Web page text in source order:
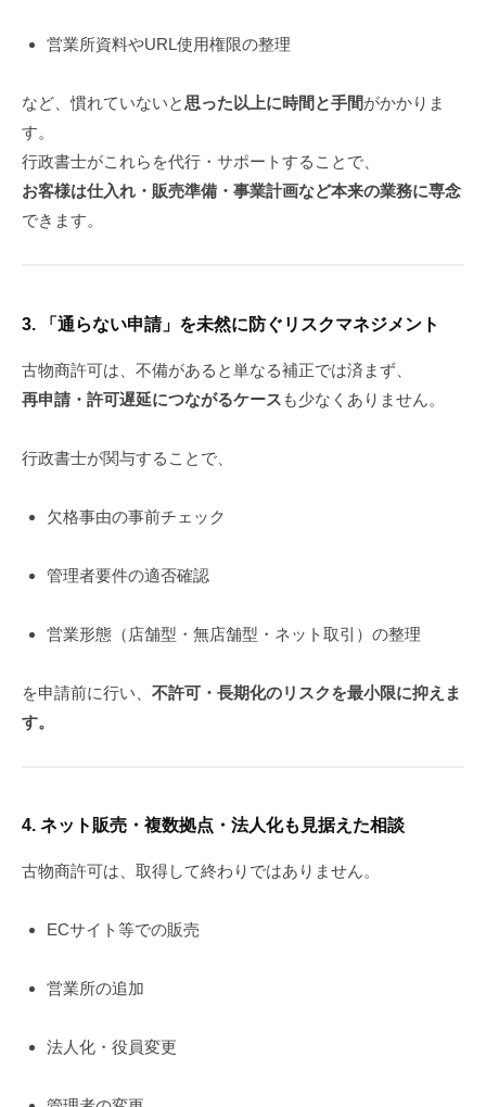
営業所資料やURL使用権限の整理
など、慣れていないと思った以上に時間と手間がかかりま
す。
行政書士がこれらを代行・サポートすることで、
お客様は仕入れ・販売準備・事業計画など本来の業務に専念
できます。
3. 「通らない申請」を未然に防ぐリスクマネジメント
古物商許可は、不備があると単なる補正では済まず、
再申請・許可遅延につながるケース も少なくありません。
行政書士が関与することで、
欠格事由の事前チェック
管理者要件の適否確認
営業形態（店舗型・無店舗型・ネット取引）の整理
を申請前に行い、 不許可・長期化のリスクを最小限に抑えま
す。
4. ネット販売・複数拠点・法人化も見据えた相談
古物商許可は、取得して終わりではありません。
ECサイト等での販売
営業所の追加
法人化・役員変更